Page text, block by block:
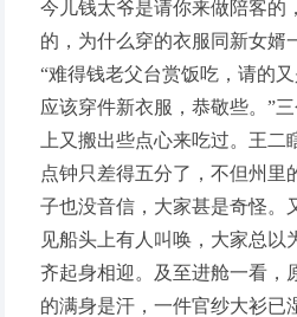
今儿钱太爷是请你来做陪客的
的，为什么穿的衣服同新女婿
“难得钱老父台赏饭吃，请的
应该穿件新衣服，恭敬些。”
上又搬出些点心来吃过。王
点钟只差得五分了，不但州里
子也没音信，大家甚是奇怪。
见船头上有人叫唤，大家总以
齐起身相迎。及至进舱一看，
的满身是汗，一件官纱大衫已